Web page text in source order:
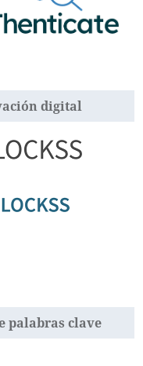
digital
palabras clave